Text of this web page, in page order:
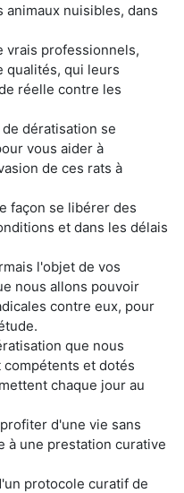
nuisibles, dans
vrais professionnels,
qualités, qui leurs
réelle contre les
dératisation se
vous aider à
de ces rats à
façon se libérer des
et dans les délais
l'objet de vos
nous allons pouvoir
contre eux, pour
que nous
et dotés
chaque jour au
d'une vie sans
à une prestation curative
protocole curatif de